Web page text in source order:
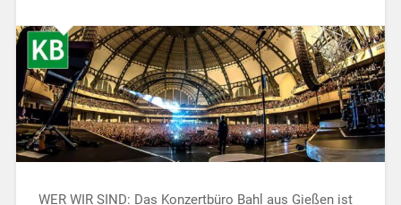
WER WIR SIND: Das Konzertbüro Bahl aus Gießen ist